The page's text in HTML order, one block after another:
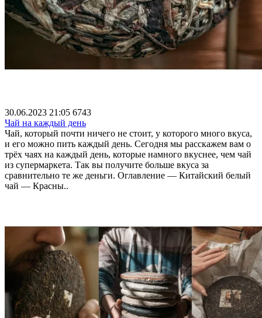
30.06.2023 21:05 6743
Чай на каждый день
Чай, который почти ничего не стоит, у которого много вкуса,
и его можно пить каждый день. Сегодня мы расскажем вам о
трёх чаях на каждый день, которые намного вкуснее, чем чай
из супермаркета. Так вы получите больше вкуса за
сравнительно те же деньги. Оглавление — Китайский белый
чай — Красны..